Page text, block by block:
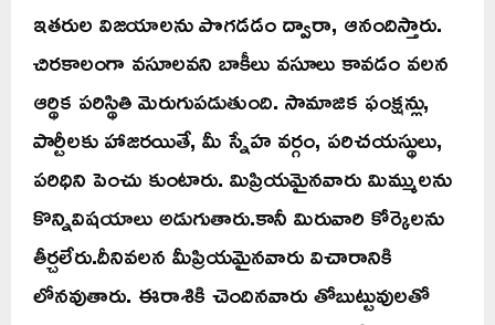
ఇతరుల విజయాలను పొగడడం ద్వారా, ఆనందిస్తారు.
చిరకాలంగా వసూలవని బాకీలు వసూలు కావడం వలన
ఆర్థిక పరిస్థితి మెరుగుపడుతుంది. సామాజిక ఫంక్షన్లు,
పార్టీలకు హాజరయితే, మీ స్నేహ వర్గం, పరిచయస్థులు,
పరిధిని పెంచు కుంటారు. మిప్రియమైనవారు మిమ్ములను
కొన్నివిషయాలు అడుగుతారు.కానీ మిరువారి కోర్కెలను
తీర్చలేరు.దీనివలన మీప్రియమైనవారు విచారానికి
లోనవుతారు. ఈరాశికి చెందినవారు తోబుట్టువులతో